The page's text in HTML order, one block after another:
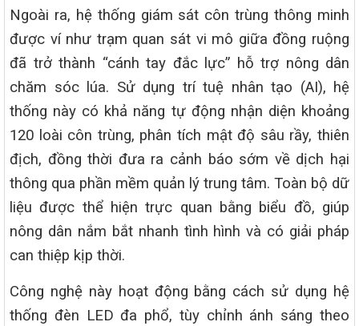
Ngoài ra, hệ thống giám sát côn trùng thông minh
được ví như trạm quan sát vi mô giữa đồng ruộng
đã trở thành “cánh tay đắc lực” hỗ trợ nông dân
chăm sóc lúa. Sử dụng trí tuệ nhân tạo (AI), hệ
thống này có khả năng tự động nhận diện khoảng
120 loài côn trùng, phân tích mật độ sâu rầy, thiên
địch, đồng thời đưa ra cảnh báo sớm về dịch hại
thông qua phần mềm quản lý trung tâm. Toàn bộ dữ
liệu được thể hiện trực quan bằng biểu đồ, giúp
nông dân nắm bắt nhanh tình hình và có giải pháp
can thiệp kịp thời.
Công nghệ này hoạt động bằng cách sử dụng hệ
thống đèn LED đa phổ, tùy chỉnh ánh sáng theo